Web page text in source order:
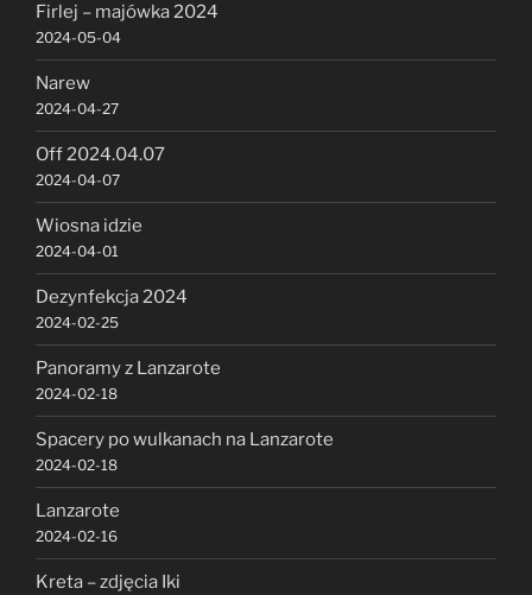
Firlej – majówka 2024
2024-05-04
Narew
2024-04-27
Off 2024.04.07
2024-04-07
Wiosna idzie
2024-04-01
Dezynfekcja 2024
2024-02-25
Panoramy z Lanzarote
2024-02-18
Spacery po wulkanach na Lanzarote
2024-02-18
Lanzarote
2024-02-16
Kreta – zdjęcia Iki